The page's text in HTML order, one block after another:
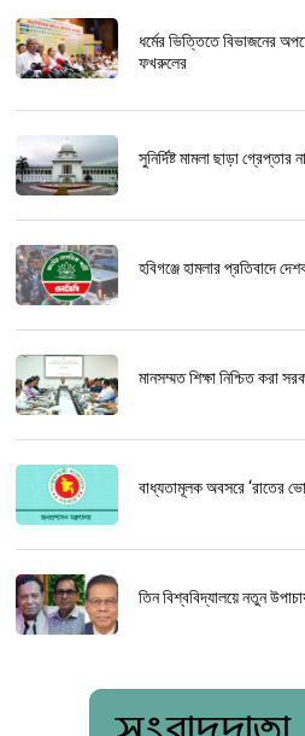
ধর্মের ভিত্তিতে বিভাজনের
ফখরুলের
সুনির্দিষ্ট মামলা ছাড়া
হবিগঞ্জে হামলার প্রতিবাদে
মানসম্মত শিক্ষা নিশ্চিত করা
বাধ্যতামূলক অবসরে ‘রাতের
তিন বিশ্ববিদ্যালয়ে নতুন